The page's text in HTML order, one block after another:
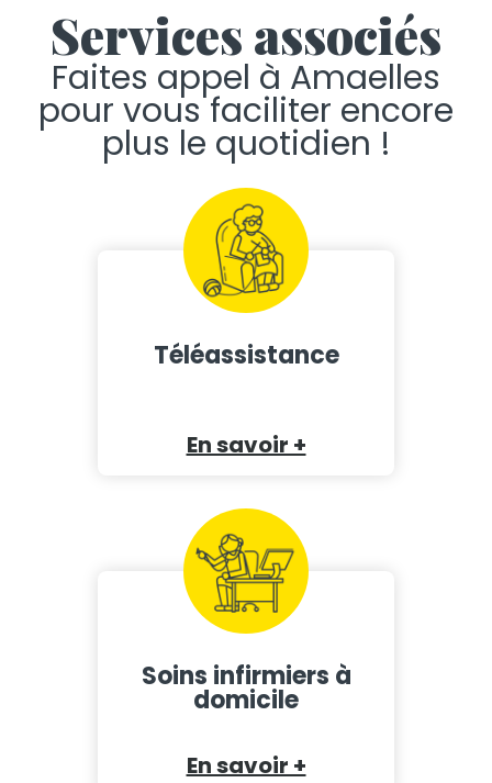
Services associés
Faites appel à Amaelles
pour vous faciliter encore
plus le quotidien !
Téléassistance
En savoir +
Soins infirmiers à
domicile
En savoir +